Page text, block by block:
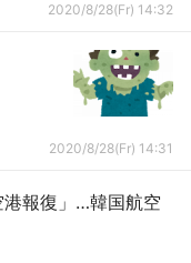
2020/8/28(Fr) 14:32
2020/8/28(Fr) 14:31
港報復」…韓国航空